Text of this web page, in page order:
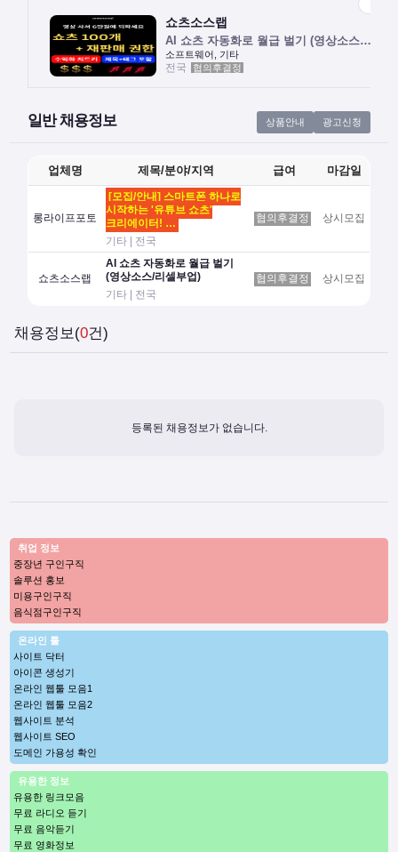
쇼츠소스랩
AI 쇼츠 자동화로 월급 벌기 (영상소스…
소프트웨어, 기타
전국
협의후결정
일반 채용정보 상품안내 광고신청
업체명 제목/분야/지역 급여 마감일
롱라이프포토
[모집/안내] 스마트폰 하나로
시작하는 '유튜브 쇼츠'
크리에이터! …
기타 | 전국
협의후결정 상시모집
쇼츠소스랩
AI 쇼츠 자동화로 월급 벌기
(영상소스/리셀부업)
기타 | 전국
협의후결정 상시모집
채용정보(0건)
등록된 채용정보가 없습니다.
취업 정보
중장년 구인구직
솔루션 홍보
미용구인구직
음식점구인구직
온라인 툴
사이트 닥터
아이콘 생성기
온라인 웹툴 모음1
온라인 웹툴 모음2
웹사이트 분석
웹사이트 SEO
도메인 가용성 확인
유용한 정보
유용한 링크모음
무료 라디오 듣기
무료 음악듣기
무료 영화정보